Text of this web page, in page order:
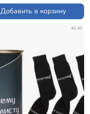
Добавить в корзину
40-45